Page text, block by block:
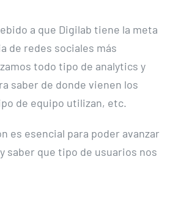
a que Digilab tiene la meta
de redes sociales más
todo tipo de analytics y
saber de donde vienen los
de equipo utilizan, etc.
es esencial para poder avanzar
saber que tipo de usuarios nos